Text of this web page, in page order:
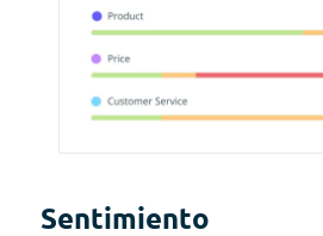
Sentimiento